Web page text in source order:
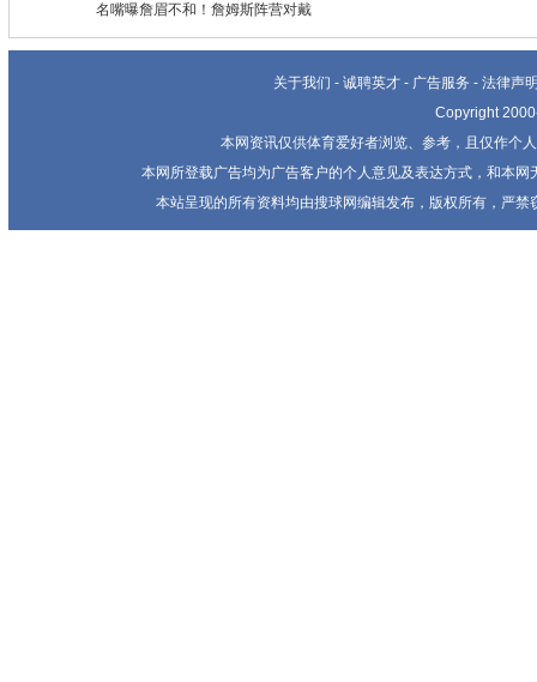
名嘴曝詹眉不和！詹姆斯阵营对戴
关于我们 - 诚聘英才 - 广告服务 - 法律声
Copyright
本网资讯仅供体育爱好者浏览、参考，且仅作个
本网所登载广告均为广告客户的个人意见及表达方式，和本
本站呈现的所有资料均由搜球网编辑发布，版权所有，严